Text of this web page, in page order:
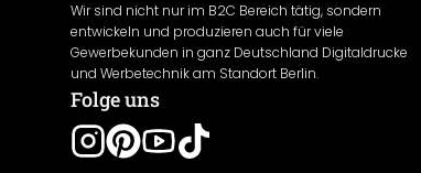
Wir sind nicht nur im B2C Bereich tätig, sondern
entwickeln und produzieren auch für viele
Gewerbekunden in ganz Deutschland Digitaldrucke
und Werbetechnik am Standort Berlin.
Folge uns